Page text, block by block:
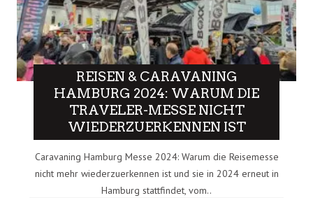
REISEN & CARAVANING
HAMBURG 2024: WARUM DIE
TRAVELER-MESSE NICHT
WIEDERZUERKENNEN IST
Caravaning Hamburg Messe 2024: Warum die Reisemesse
nicht mehr wiederzuerkennen ist und sie in 2024 erneut in
Hamburg stattfindet, vom..